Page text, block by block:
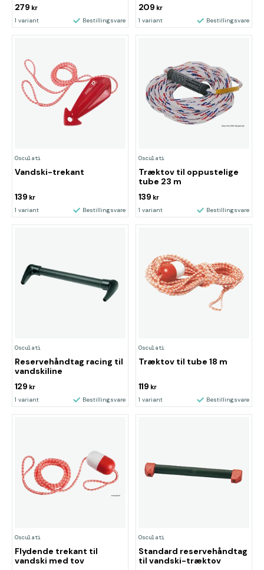
279 kr
1 variant Bestillingsvare
209 kr
1 variant Bestillingsvare
Osculati
Vandski-trekant
139 kr
1 variant Bestillingsvare
Osculati
Træktov til oppustelige
tube 23 m
139 kr
1 variant Bestillingsvare
Osculati
Reservehåndtag racing til
vandskiline
129 kr
1 variant Bestillingsvare
Osculati
Træktov til tube 18 m
119 kr
1 variant Bestillingsvare
Osculati
Flydende trekant til
vandski med tov
Osculati
Standard reservehåndtag
til vandski-træktov